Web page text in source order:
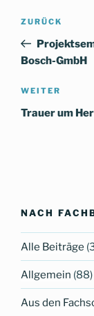
Vorheriger
Beitrag
ZURÜCK
Bosch-GmbH
Nächster
Beitrag
WEITER
Trauer um
NACH
Alle Beiträge
Allgemein (88)
Aus den